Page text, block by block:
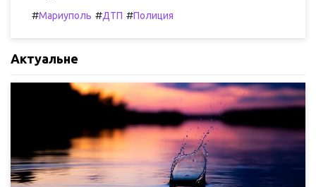
#Мариуполь #ДТП #Полиция
Актуальне